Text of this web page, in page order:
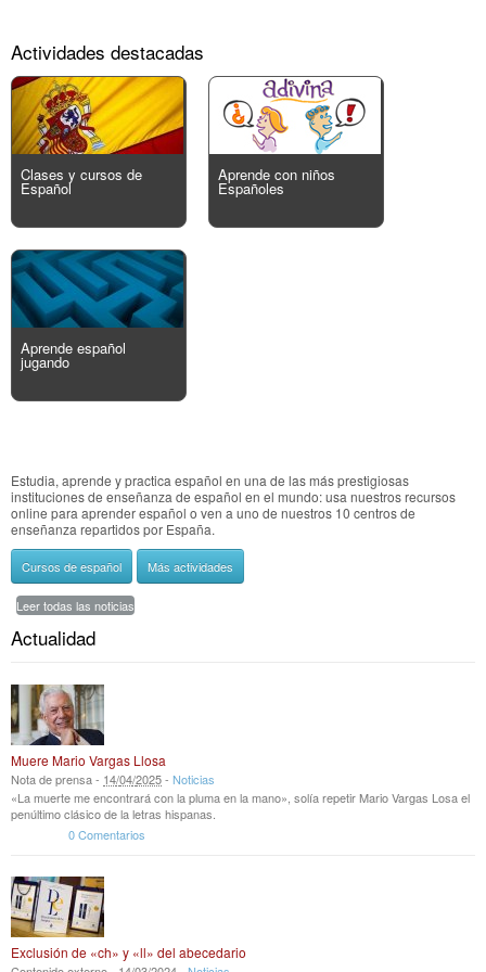
Actividades destacadas
Clases y cursos de
Español
Aprende con niños
Españoles
Aprende español
jugando
Estudia, aprende y practica español en una de las más prestigiosas
instituciones de enseñanza de español en el mundo: usa nuestros recursos
online para aprender español o ven a uno de nuestros 10 centros de
enseñanza repartidos por España.
Cursos de español Más actividades
Leer todas las noticias
Actualidad
Muere Mario Vargas Llosa
Nota de prensa - 14/04/2025- Noticias
«La muerte me encontrará con la pluma en la mano», solía repetir Mario Vargas Losa el
penúltimo clásico de la letras hispanas.
0 Comentarios
Exclusión de «ch» y «ll» del abecedario